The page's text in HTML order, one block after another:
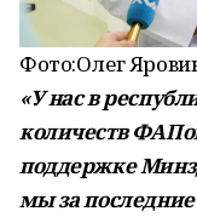
Фото:Олег
«У нас в
количеств
поддержке
мы за последние